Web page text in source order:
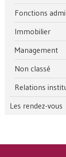
Fonctions
Immobilier
Management
Non classé
Relations
Les rendez-vous